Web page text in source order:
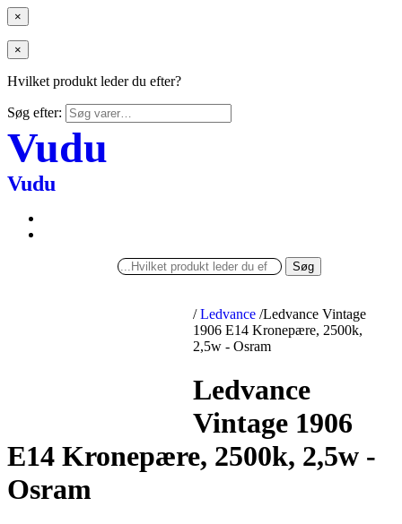
×
×
Hvilket produkt leder du efter?
Søg efter:
Vudu
Vudu
Søg
/ Ledvance /Ledvance Vintage
1906 E14 Kronepære, 2500k,
2,5w - Osram
Ledvance
Vintage 1906
E14 Kronepære, 2500k, 2,5w -
Osram